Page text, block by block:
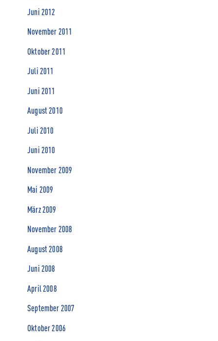
Juni 2012
November 2011
Oktober 2011
Juli 2011
Juni 2011
August 2010
Juli 2010
Juni 2010
November 2009
Mai 2009
März 2009
November 2008
August 2008
Juni 2008
April 2008
September 2007
Oktober 2006